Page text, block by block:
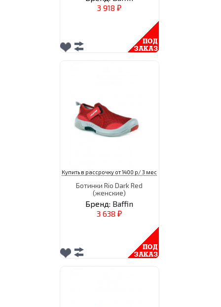
3 918 ₽
Купить в рассрочку от 1400 р/ 3 мес
Ботинки Rio Dark Red
(женские)
Бренд: Baffin
3 638 ₽